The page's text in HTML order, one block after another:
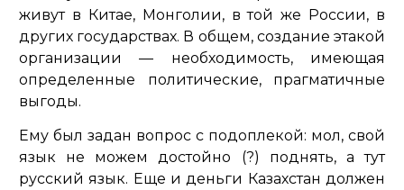
живут в Китае, Монголии, в той же России, в
других государствах. В общем, создание этакой
организации — необходимость, имеющая
определенные политические, прагматичные
выгоды.
Ему был задан вопрос с подоплекой: мол, свой
язык не можем достойно (?) поднять, а тут
русский язык. Еще и деньги Казахстан должен